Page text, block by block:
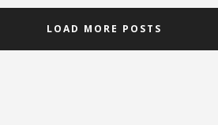
LOAD MORE POSTS